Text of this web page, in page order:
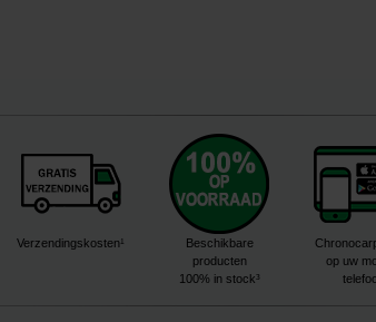
Verzendingskosten¹
Beschikbare
producten
100% in stock³
op uw